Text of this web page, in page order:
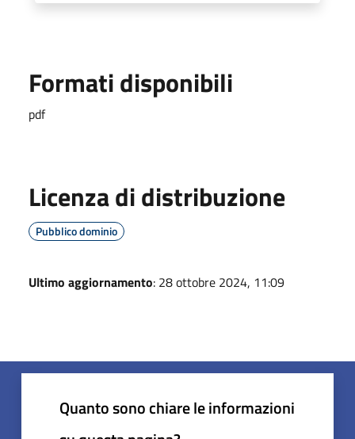
Formati disponibili
pdf
Licenza di distribuzione
Pubblico dominio
Ultimo aggiornamento: 28 ottobre 2024, 11:09
Quanto sono chiare le informazioni